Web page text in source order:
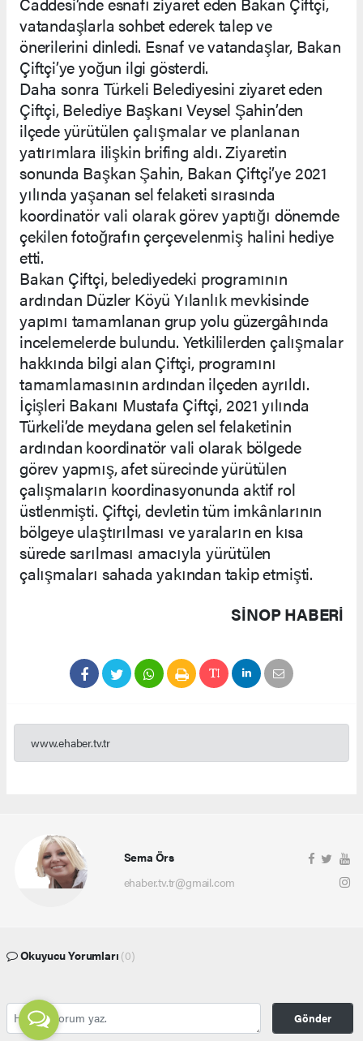
vatandaşlarla sohbet ederek talep ve
önerilerini dinledi. Esnaf ve vatandaşlar, Bakan
Çiftçi’ye yoğun ilgi gösterdi.
Daha sonra Türkeli Belediyesini ziyaret eden
Çiftçi, Belediye Başkanı Veysel Şahin’den
ilçede yürütülen çalışmalar ve planlanan
yatırımlara ilişkin brifing aldı. Ziyaretin
sonunda Başkan Şahin, Bakan Çiftçi’ye 2021
yılında yaşanan sel felaketi sırasında
koordinatör vali olarak görev yaptığı dönemde
çekilen fotoğrafın çerçevelenmiş halini hediye
etti.
Bakan Çiftçi, belediyedeki programının
ardından Düzler Köyü Yılanlık mevkisinde
yapımı tamamlanan grup yolu güzergâhında
incelemelerde bulundu. Yetkililerden çalışmalar
hakkında bilgi alan Çiftçi, programını
tamamlamasının ardından ilçeden ayrıldı.
İçişleri Bakanı Mustafa Çiftçi, 2021 yılında
Türkeli’de meydana gelen sel felaketinin
ardından koordinatör vali olarak bölgede
görev yapmış, afet sürecinde yürütülen
çalışmaların koordinasyonunda aktif rol
üstlenmişti. Çiftçi, devletin tüm imkânlarının
bölgeye ulaştırılması ve yaraların en kısa
sürede sarılması amacıyla yürütülen
çalışmaları sahada yakından takip etmişti.
SINOP HABERİ
www.ehaber.tv.tr
Sema Örs
ehaber.tv.tr@gmail.com
Okuyucu Yorumları (0)
Gönder